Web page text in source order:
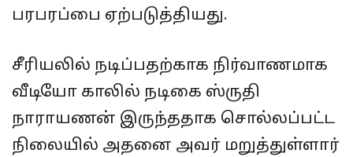
பரபரப்பை ஏற்படுத்தியது.
சீரியலில் நடிப்பதற்காக நிர்வாணமாக
வீடியோ காலில் நடிகை ஸ்ருதி
நாராயணன் இருந்ததாக சொல்லப்பட்ட
நிலையில் அதனை அவர் மறுத்துள்ளார்